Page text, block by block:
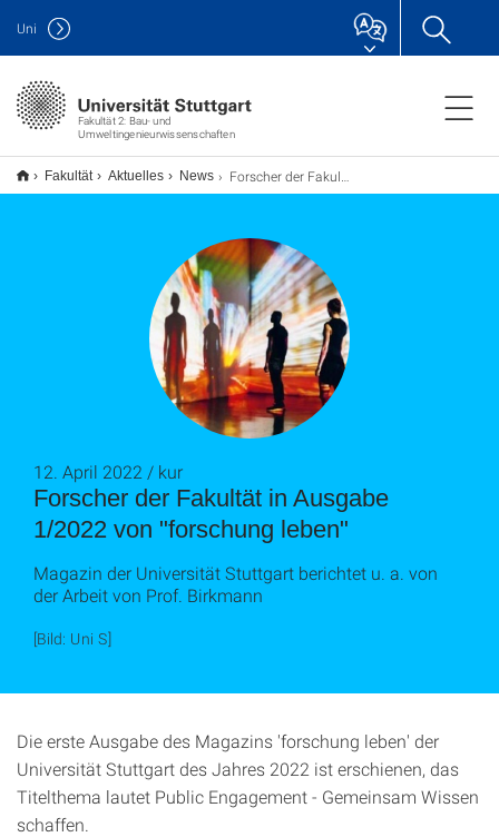
Fakultät 2: Bau- und
Umweltingenieurwissenschaften
Uni
Fakultät Aktuelles News Forscher der Fakultät in Ausgabe 1/2022 von "forschung leben"
Forscher der Fakultät in Ausgabe
1/2022 von "forschung leben"
12. April 2022 / kur
Magazin der Universität Stuttgart berichtet u. a. von
der Arbeit von Prof. Birkmann
[Bild: Uni S]
Die erste Ausgabe des Magazins 'forschung leben' der
Universität Stuttgart des Jahres 2022 ist erschienen, das
Titelthema lautet Public Engagement - Gemeinsam Wissen
schaffen.